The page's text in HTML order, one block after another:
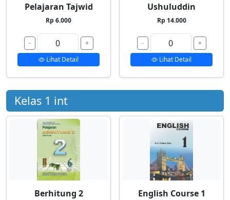
Pelajaran Tajwid
Rp 6.000
-
+
Lihat Detail
Ushuluddin
Rp 14.000
-
+
Lihat Detail
Kelas 1 int
Berhitung 2 English Course 1